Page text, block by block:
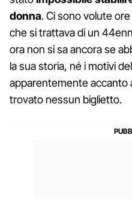
donna. Ci sono volute
che si trattava di un
ora non si sa ancora se
la sua storia, né i motivi
apparentemente accanto
trovato nessun biglietto.